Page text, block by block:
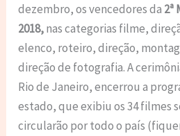
dezembro, os vencedores da 2ª
2018,nas categorias filme,
elenco, roteiro, direção,
direção de fotografia. A
Rio de Janeiro, encerrou a
estado, que exibiu os 34 filmes
circularão por todo o país